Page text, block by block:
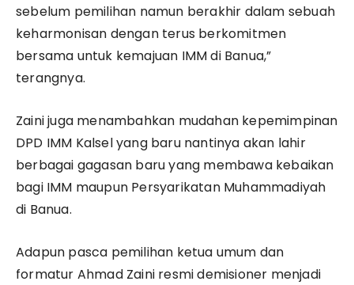
sebelum pemilihan namun berakhir dalam sebuah
keharmonisan dengan terus berkomitmen
bersama untuk kemajuan IMM di Banua,”
terangnya.
Zaini juga menambahkan mudahan kepemimpinan
DPD IMM Kalsel yang baru nantinya akan lahir
berbagai gagasan baru yang membawa kebaikan
bagi IMM maupun Persyarikatan Muhammadiyah
di Banua.
Adapun pasca pemilihan ketua umum dan
formatur Ahmad Zaini resmi demisioner menjadi